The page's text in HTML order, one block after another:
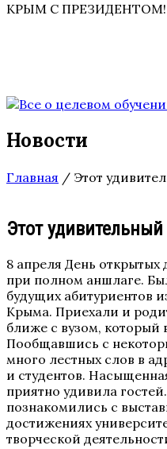
КРЫМ С ПРЕЗИДЕНТОМ!
Новости
Главная / Этот
Этот
8 апреля День
при полном аншлаге.
будущих абитуриентов
Крыма. Приехали и
ближе с вузом, который
Пообщавшись с
много лестных слов в
и студентов.
приятно удивила
познакомились с
достижениях
творческой